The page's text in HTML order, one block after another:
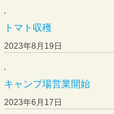
トマト収穫
2023年8月19日
キャンプ場営業開始
2023年6月17日